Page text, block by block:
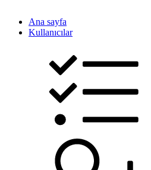
Ana sayfa
Kullanıcılar